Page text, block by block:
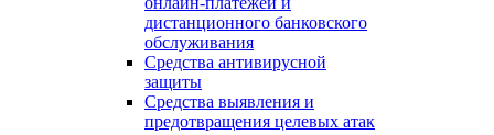
дистанционного банковского
обслуживания
Средства антивирусной
защиты
Средства выявления и
предотвращения целевых атак